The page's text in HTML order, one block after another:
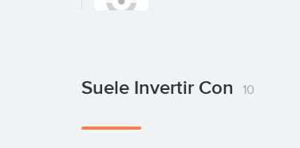
Eversens
Suele Invertir Con 10